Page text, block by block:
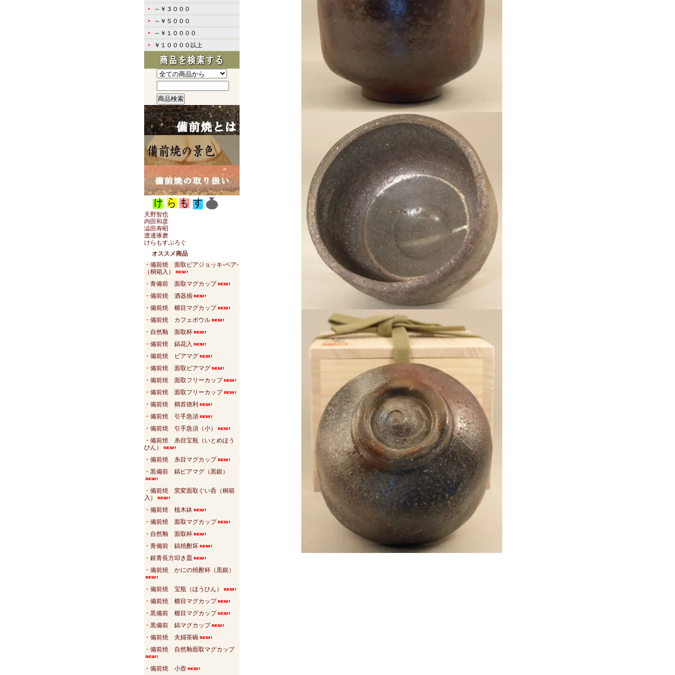
～￥３０００
～￥５０００
～￥１００００
￥１００００以上
天野智也
内田和彦
澁田寿昭
渡邊琢磨
けらもすぶろぐ
オススメ商品
・備前焼 面取ビアジョッキ-ペア-
（桐箱入）
・青備前 面取マグカップ
・備前焼 酒器揃
・備前焼 櫛目マグカップ
・備前焼 カフェボウル
・自然釉 面取杯
・備前焼 鎬花入
・備前焼 ビアマグ
・備前焼 面取ビアマグ
・備前焼 面取フリーカップ
・備前焼 面取フリーカップ
・備前焼 鶴首徳利
・備前焼 引手急須
・備前焼 引手急須（小）
・備前焼 糸目宝瓶（いとめほう
ひん）
・備前焼 糸目マグカップ
・黒備前 鎬ビアマグ（黒銀）
・備前焼 窯変面取ぐい呑（桐箱
入）
・備前焼 植木鉢
・備前焼 面取マグカップ
・自然釉 面取杯
・青備前 鎬焼酎坏
・銀青長方叩き皿
・備前焼 かにの焼酎杯（黒銀）
・備前焼 宝瓶（ほうひん）
・備前焼 櫛目マグカップ
・黒備前 櫛目マグカップ
・黒備前 鎬マグカップ
・備前焼 夫婦茶碗
・備前焼 自然釉面取マグカップ
・備前焼 小壺